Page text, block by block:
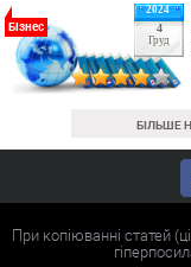
2024
4
Груд
Бізнес
БІЛЬШЕ
При копіюванні статей